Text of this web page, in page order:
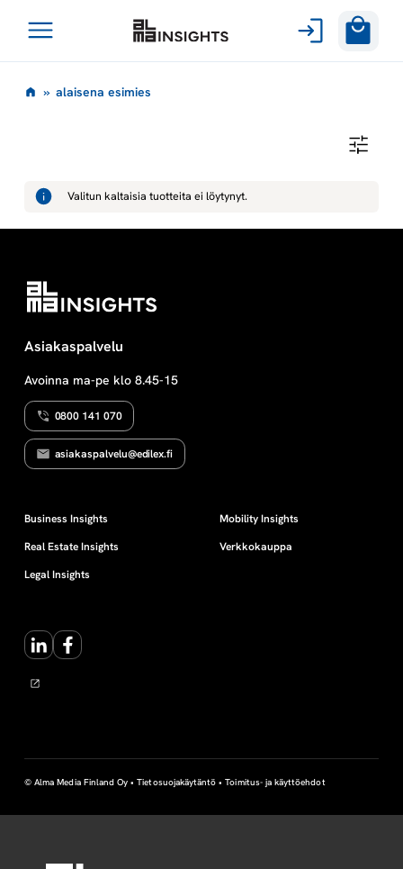
sisältöön
Avaa
a
a
i
s
e
n
a
e
i
m
i
e
s
» alaisena esimies
S
N
I
M
I
S
Valitun kaltaisia tuotteita ei löytynyt.
Asiakaspalvelu
Avoinna ma-pe klo 8.45-15
0800 141 070
asiakaspalvelu@edilex.fi
Business Insights
Real Estate Insights
Legal Insights
Mobility Insights
Verkkokauppa
LinkedInFacebook
© Alma Media Finland Oy •Tietosuojakäytäntö •Toimitus- ja käyttöehdot